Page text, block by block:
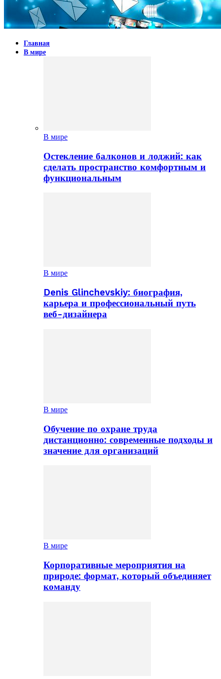
Главная
В мире
В мире
Остекление балконов и лоджий: как
сделать пространство комфортным и
функциональным
В мире
Denis Glinchevskiy: биография,
карьера и профессиональный путь
веб-дизайнера
В мире
Обучение по охране труда
дистанционно: современные подходы и
значение для организаций
В мире
Корпоративные мероприятия на
природе: формат, который объединяет
команду